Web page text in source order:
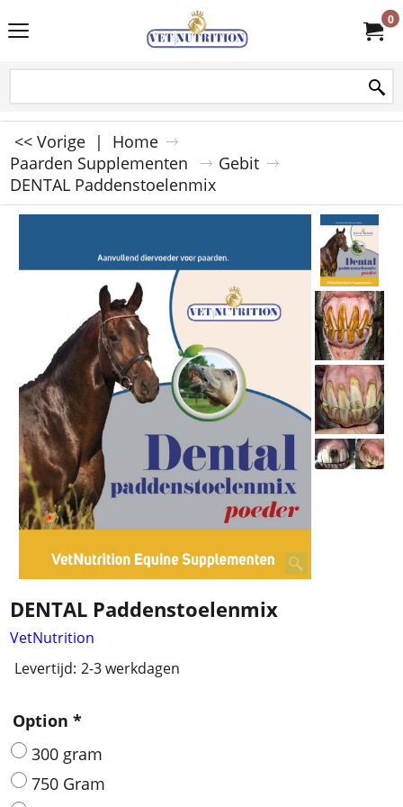
0
<< Vorige | Home
Paarden Supplementen
Gebit
DENTAL Paddenstoelenmix
DENTAL Paddenstoelenmix
VetNutrition
Levertijd: 2-3 werkdagen
Option *
300 gram
750 Gram